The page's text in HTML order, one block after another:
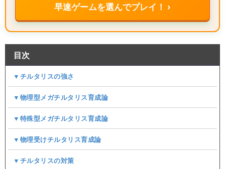
早速ゲームを選んでプレイ！ ›
目次
▼チルタリスの強さ
▼物理型メガチルタリス育成論
▼特殊型メガチルタリス育成論
▼物理受けチルタリス育成論
▼チルタリスの対策